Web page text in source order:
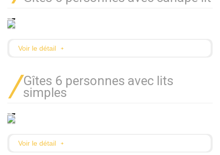
Voir le détail
Gîtes 6 personnes avec lits
simples
Voir le détail
Le bar
Billard / baby-foot
Groupes
EVJF et EVJG
Anniversaires